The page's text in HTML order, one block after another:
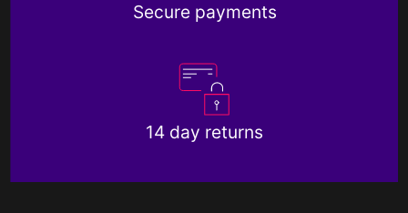
Secure payments
14 day returns